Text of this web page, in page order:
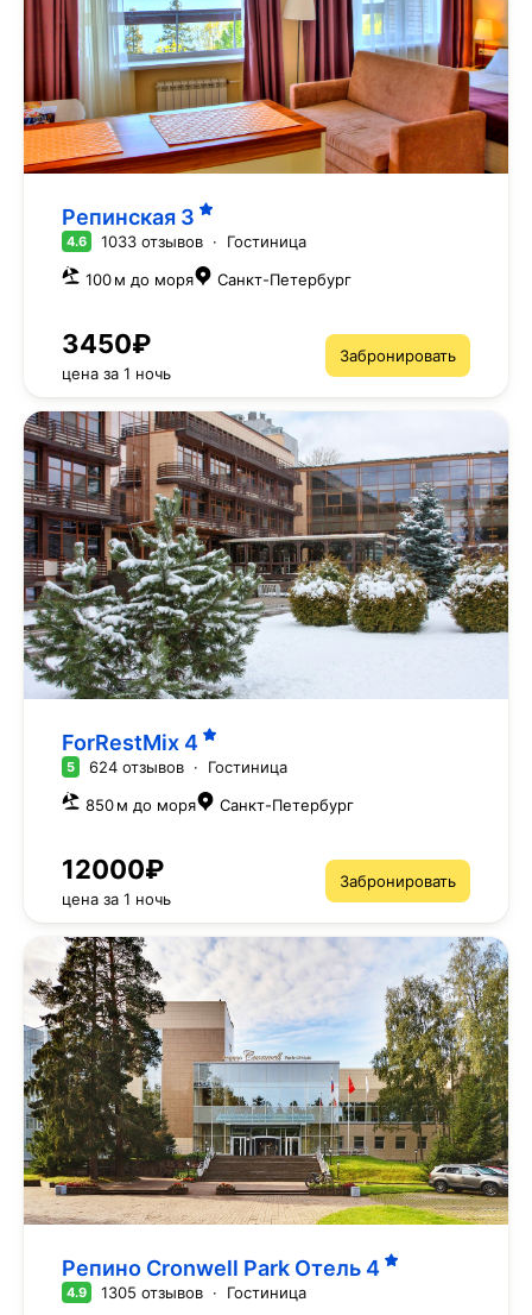
Репинская 3
4.6 1033 отзывов · Гостиница
100 м до моря
Санкт-Петербург
3450₽
цена за 1 ночь
Забронировать
ForRestMix 4
5 624 отзывов · Гостиница
850 м до моря
Санкт-Петербург
12000₽
цена за 1 ночь
Забронировать
Репино Cronwell Park Отель 4
4.9 1305 отзывов · Гостиница